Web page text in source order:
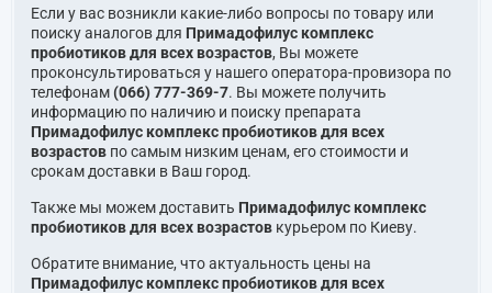
Если у вас возникли какие-либо вопросы по товару или
поиску аналогов для Примадофилус комплекс
пробиотиков для всех возрастов, Вы можете
проконсультироваться у нашего оператора-провизора по
телефонам (066) 777-369-7. Вы можете получить
информацию по наличию и поиску препарата
Примадофилус комплекс пробиотиков для всех
возрастов по самым низким ценам, его стоимости и
срокам доставки в Ваш город.
Также мы можем доставить Примадофилус комплекс
пробиотиков для всех возрастов курьером по Киеву.
Обратите внимание, что актуальность цены на
Примадофилус комплекс пробиотиков для всех